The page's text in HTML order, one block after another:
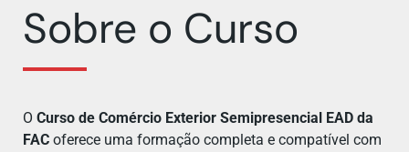
Sobre o Curso
O Curso de Comércio Exterior Semipresencial EAD da
FAC oferece uma formação completa e compatível com